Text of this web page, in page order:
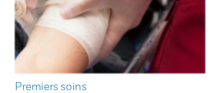
Premiers soins